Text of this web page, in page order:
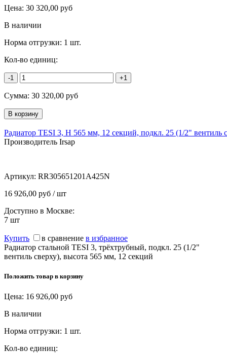
Цена: 30 320,00 руб
В наличии
Норма отгрузки: 1 шт.
Кол-во единиц:
-1 +1
Сумма: 30 320,00 руб
Радиатор TESI 3, H 565 мм, 12 секций, подкл. 25 (1/2" вентиль
Производитель Irsap
Артикул: RR305651201A425N
16 926,00 руб / шт
Доступно в Москве:
7 шт
Купить в сравнение в избранное
Радиатор стальной TESI 3, трёхтрубный, подкл. 25 (1/2"
вентиль сверху), высота 565 мм, 12 секций
Положить товар в корзину
Цена: 16 926,00 руб
В наличии
Норма отгрузки: 1 шт.
Кол-во единиц: